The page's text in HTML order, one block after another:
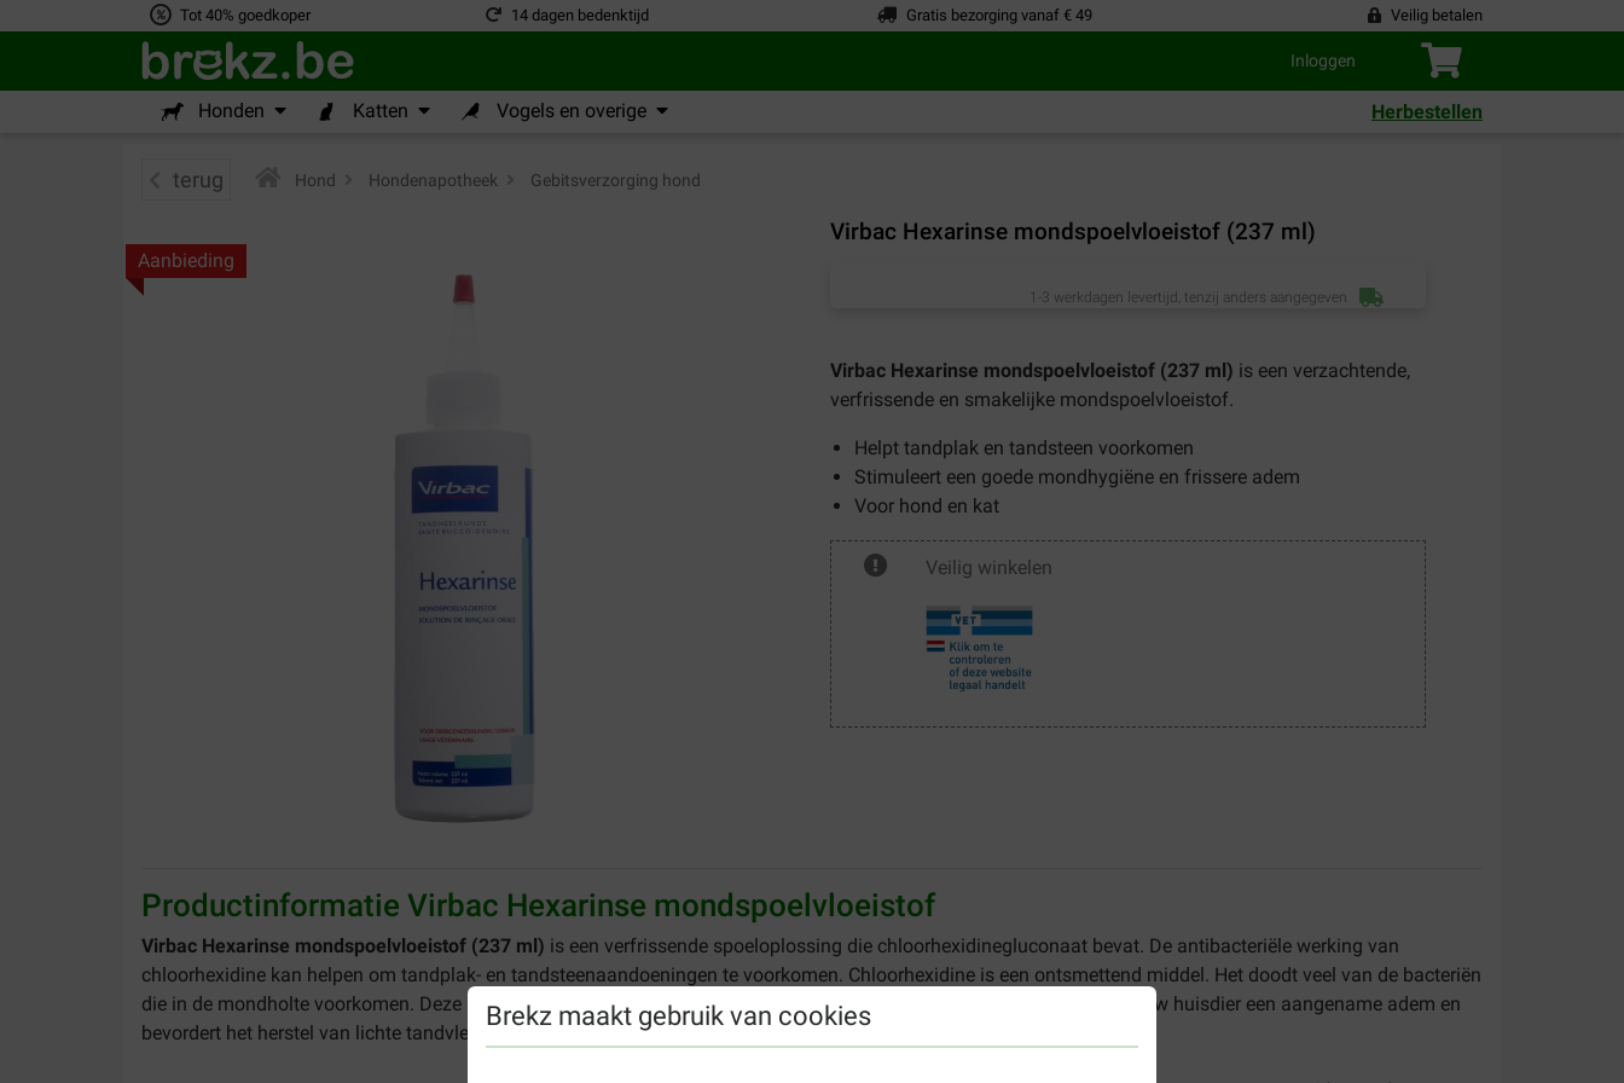
Tot 40% goedkoper 14 dagen bedenktijd Gratis bezorging vanaf € 49 Veilig betalen
Inloggen
Honden Katten Vogels en overige Herbestellen
Brekz maakt gebruik van cookies
terug Hond Hondenapotheek Gebitsverzorging hond
Virbac Hexarinse mondspoelvloeistof (237 ml)
Aanbieding
1-3 werkdagen levertijd, tenzij anders aangegeven
Virbac Hexarinse mondspoelvloeistof (237 ml) is een verzachtende,
verfrissende en smakelijke mondspoelvloeistof.
Helpt tandplak en tandsteen voorkomen
Stimuleert een goede mondhygiëne en frissere adem
Voor hond en kat
Veilig winkelen
Productinformatie Virbac Hexarinse mondspoelvloeistof
Virbac Hexarinse mondspoelvloeistof (237 ml) is een verfrissende spoeloplossing die chloorhexidinegluconaat bevat. De antibacteriële werking van
chloorhexidine kan helpen om tandplak- en tandsteenaandoeningen te voorkomen. Chloorhexidine is een ontsmettend middel. Het doodt veel van de bacteriën
die in de mondholte voorkomen. Deze bacteriën kunnen ontstekingen en tandproblemen veroorzaken. Hexarinse geeft uw huisdier een aangename adem en
bevordert het herstel van lichte tandvleesirritatie en gebitsproblemen.